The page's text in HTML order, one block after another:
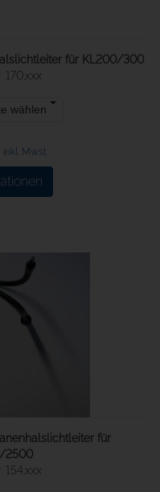
für KL200/300
170.xxx
wählen
inkl. Mwst.
für
2500
154.xxx